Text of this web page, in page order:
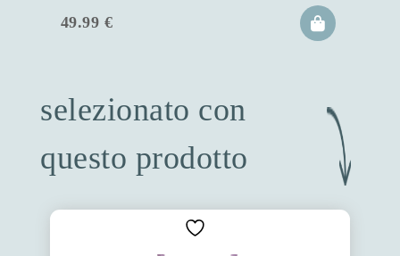
49.99 €
selezionato con
questo prodotto